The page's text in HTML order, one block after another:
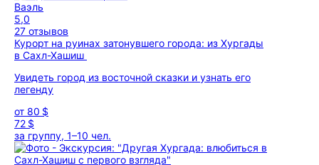
Ваэль
5,0
27 отзывов
Курорт на руинах затонувшего города: из Хургады
в Сахл-Хашиш
Увидеть город из восточной сказки и узнать его
легенду
от 80 $
72 $
за группу, 1–10 чел.